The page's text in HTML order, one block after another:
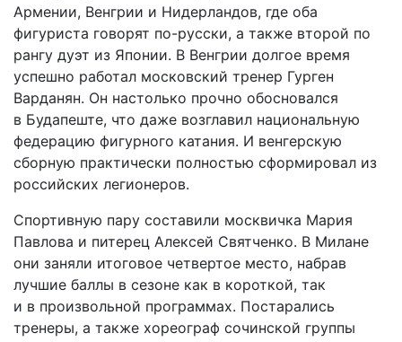
Армении, Венг­рии и Нидерландов, где оба
фигуриста говорят по-русски, а также второй по
рангу дуэт из Японии. В Венг­рии долгое время
успешно работал московский тренер Гурген
Варданян. Он настолько прочно обосновался
в Будапеште, что даже возглавил национальную
федерацию фигурного катания. И венгерскую
сборную практически полностью сформировал из
российских легионеров.
Спортивную пару составили москвичка Мария
Павлова и питерец Алексей Святченко. В Милане
они заняли итоговое четвертое место, набрав
лучшие баллы в сезоне как в короткой, так
и в произвольной программах. Постарались
тренеры, а также хореограф сочинской группы